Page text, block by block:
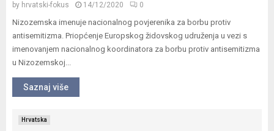
by hrvatski-fokus 14/12/2020 0
Nizozemska imenuje nacionalnog povjerenika za borbu protiv
antisemitizma. Priopćenje Europskog židovskog udruženja u vezi s
imenovanjem nacionalnog koordinatora za borbu protiv antisemitizma
u Nizozemskoj...
Saznaj više
Hrvatska